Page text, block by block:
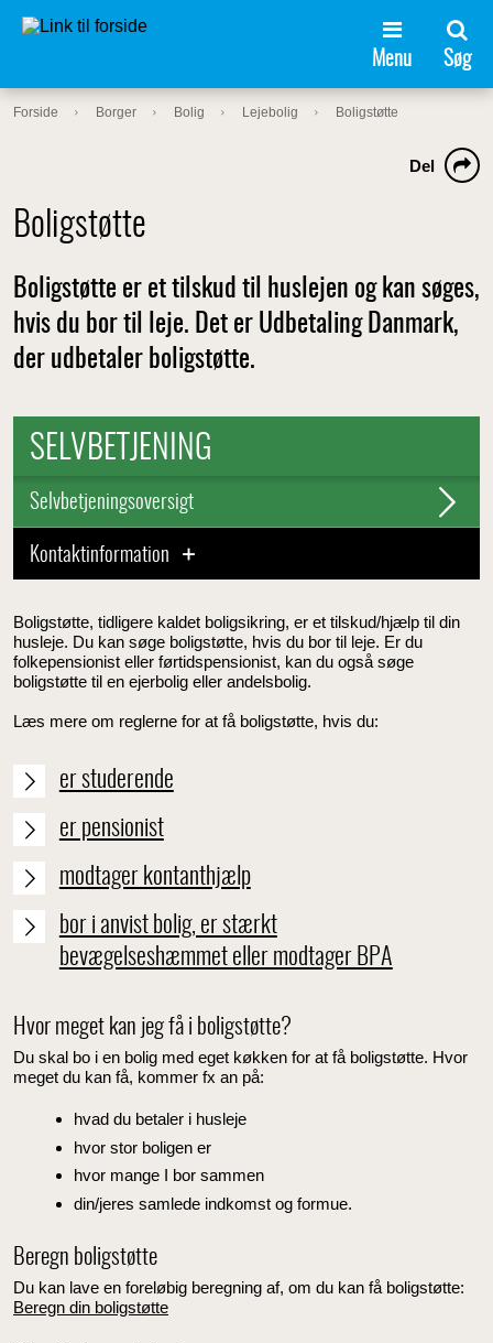
Menu Søg
Forside Borger Bolig Lejebolig Boligstøtte
Boligstøtte
Del
Boligstøtte er et tilskud til huslejen og kan søges,
hvis du bor til leje. Det er Udbetaling Danmark,
der udbetaler boligstøtte.
SELVBETJENING
Selvbetjeningsoversigt
Kontaktinformation
Boligstøtte, tidligere kaldet boligsikring, er et tilskud/hjælp til din
husleje. Du kan søge boligstøtte, hvis du bor til leje. Er du
folkepensionist eller førtidspensionist, kan du også søge
boligstøtte til en ejerbolig eller andelsbolig.
Læs mere om reglerne for at få boligstøtte, hvis du:
er studerende
er pensionist
modtager kontanthjælp
bor i anvist bolig, er stærkt
bevægelseshæmmet eller modtager BPA
Hvor meget kan jeg få i boligstøtte?
Du skal bo i en bolig med eget køkken for at få boligstøtte. Hvor
meget du kan få, kommer fx an på:
hvad du betaler i husleje
hvor stor boligen er
hvor mange I bor sammen
din/jeres samlede indkomst og formue.
Beregn boligstøtte
Du kan lave en foreløbig beregning af, om du kan få boligstøtte:
Beregn din boligstøtte